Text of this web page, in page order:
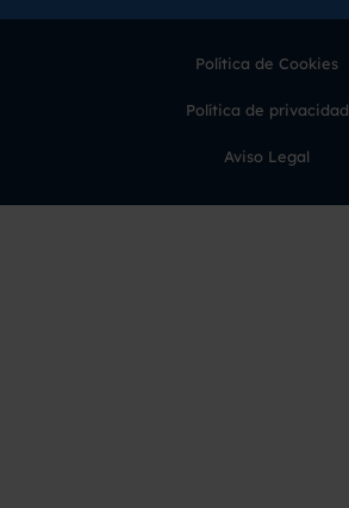
Política de Cookies
Política de privacidad
Aviso Legal